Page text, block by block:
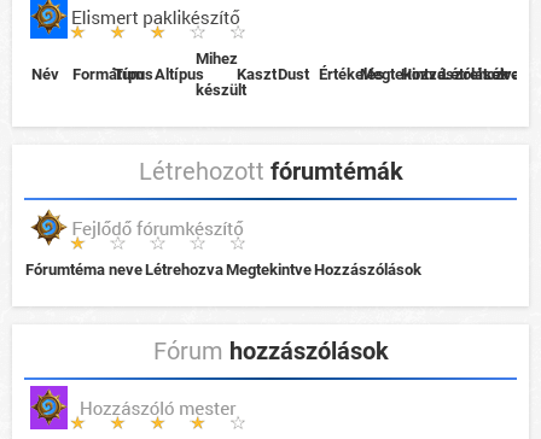
Név Formátum
TípusAltípus
Mihez
készült
KasztDust ÉrtékelésMegtekintveHozzászólások
Létrehozva
Létrehozott fórumtémák
Fórumtéma neveLétrehozvaMegtekintveHozzászólások
Fórum hozzászólások